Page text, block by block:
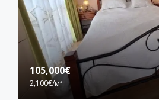
105,000€
2,100€/м²